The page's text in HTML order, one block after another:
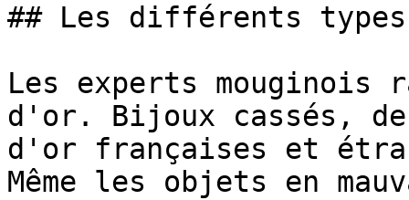
## Les différents
Les experts mouginois
d'or. Bijoux cassés,
d'or françaises et
Même les objets en